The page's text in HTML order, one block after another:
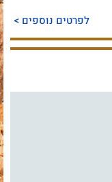
לפרטים נוספים >